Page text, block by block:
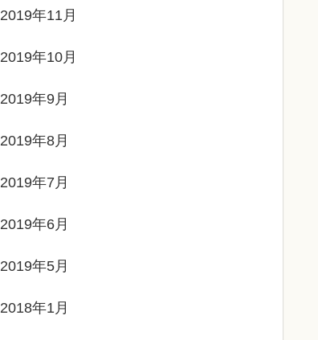
2019年11月
2019年10月
2019年9月
2019年8月
2019年7月
2019年6月
2019年5月
2018年1月